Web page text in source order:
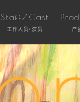
Staff/Cast
工作人员・演员 产